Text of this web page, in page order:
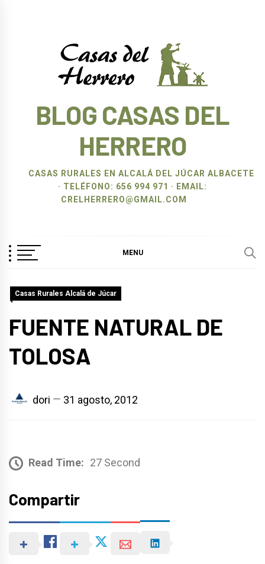
BLOG CASAS DEL
HERRERO
CASAS RURALES EN ALCALÁ DEL JÚCAR ALBACETE
· TELÉFONO: 656 994 971 · EMAIL:
CRELHERRERO@GMAIL.COM
MENU
Casas Rurales Alcalá de Júcar
FUENTE NATURAL DE
TOLOSA
dori 31 agosto, 2012
Read Time: 27 Second
Compartir